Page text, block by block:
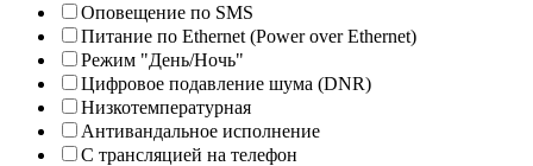
Оповещение по SMS
Питание по Ethernet (Power over Ethernet)
Режим "День/Ночь"
Цифровое подавление шума (DNR)
Низкотемпературная
Антивандальное исполнение
С трансляцией на телефон